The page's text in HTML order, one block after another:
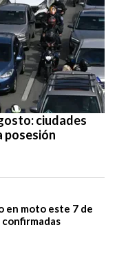
ciudades
posesión
en moto este 7 de
confirmadas